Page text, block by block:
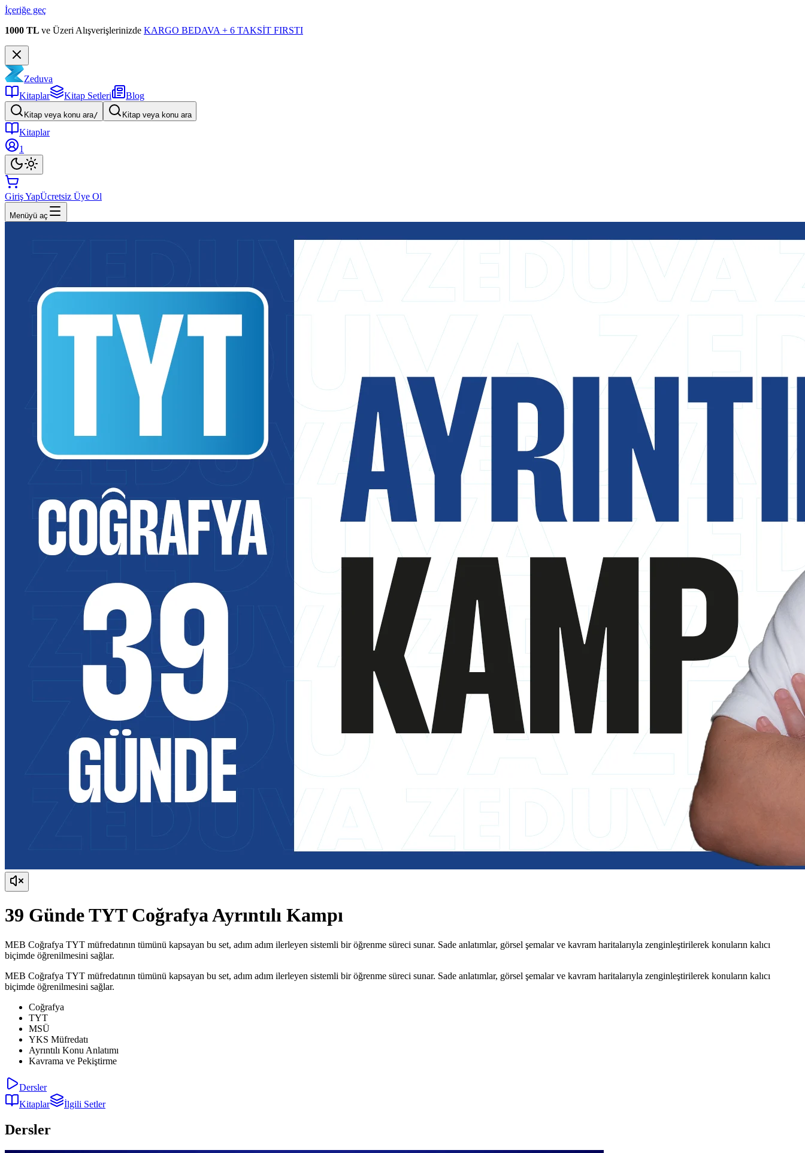
İçeriğe geç
1000 TL ve Üzeri Alışverişlerinizde KARGO BEDAVA + 6 TAKSİT FIRSTI
Zeduva
Kitaplar
Kitap Setleri Blog
Kitap veya konu ara/ Kitap veya konu ara
Kitaplar
1
Giriş YapÜcretsiz Üye Ol
Menüyü aç
39 Günde TYT Coğrafya Ayrıntılı Kampı
MEB Coğrafya TYT müfredatının tümünü kapsayan bu set, adım adım ilerleyen sistemli bir öğrenme süreci sunar. Sade anlatımlar, görsel şemalar ve kavram haritalarıyla zenginleştirilerek konuların kalıcı
biçimde öğrenilmesini sağlar.
MEB Coğrafya TYT müfredatının tümünü kapsayan bu set, adım adım ilerleyen sistemli bir öğrenme süreci sunar. Sade anlatımlar, görsel şemalar ve kavram haritalarıyla zenginleştirilerek konuların kalıcı
biçimde öğrenilmesini sağlar.
Coğrafya
TYT
MSÜ
YKS Müfredatı
Ayrıntılı Konu Anlatımı
Kavrama ve Pekiştirme
Dersler
Kitaplar
İlgili Setler
Dersler